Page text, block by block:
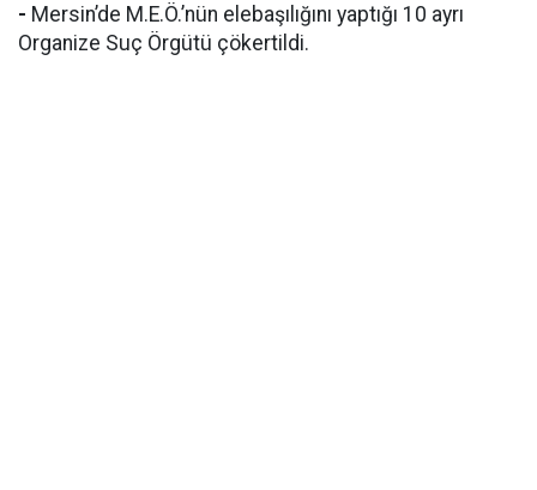
- Mersin’de M.E.Ö.’nün elebaşılığını yaptığı 10 ayrı
Organize Suç Örgütü çökertildi.